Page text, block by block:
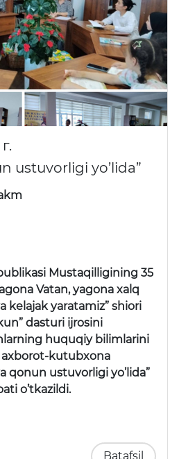
ustuvorligi yo’lida”
Mustaqilligining 35
Vatan, yagona xalq
kelajak yaratamiz” shiori
dasturi ijrosini
huquqiy bilimlarini
axborot-kutubxona
qonun ustuvorligi yo’lida”
o’tkazildi.
Batafsil